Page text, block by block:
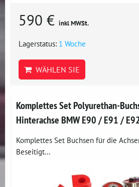
590 € inkl MWSt.
Lagerstatus: 1 Woche
WÄHLEN SIE
Komplettes Set Polyurethan-
Hinterachse BMW E90 / E91 /
Komplettes Set Buchsen für die
Beseitigt...